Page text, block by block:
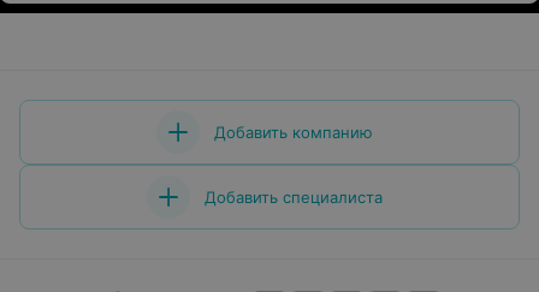
Добавить компанию
Добавить специалиста